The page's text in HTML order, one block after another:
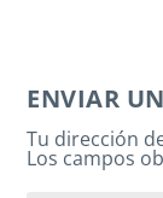
ENVIAR
Tu dirección
Los campos